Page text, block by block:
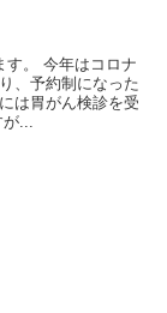
す。 今年はコロナ
、予約制になった
は胃がん検診を受
...